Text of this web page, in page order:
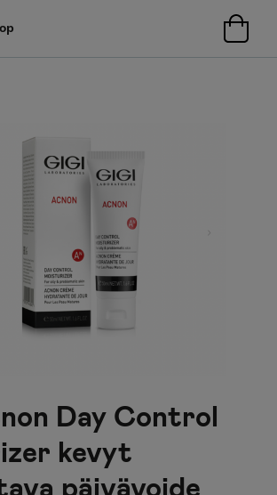
Day Control
kevyt
päivävoide